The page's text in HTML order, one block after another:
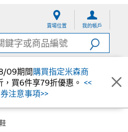
賣場位置 我的帳戶
09期間購買指定米森商
，買6件享79折優惠。 <<
注意事項>>